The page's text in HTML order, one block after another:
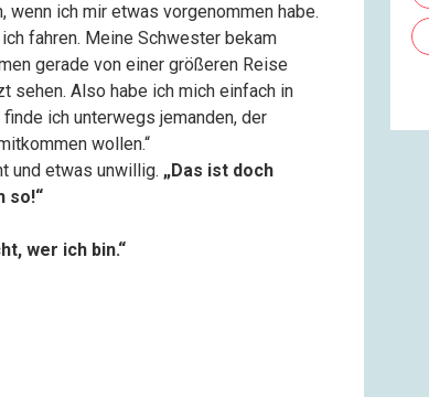
wenn ich mir etwas vorgenommen habe.
fahren. Meine Schwester bekam
gerade von einer größeren Reise
sehen. Also habe ich mich einfach in
ich unterwegs jemanden, der
wollen.“
und etwas unwillig. „Das ist doch
so!“
wer ich bin.“